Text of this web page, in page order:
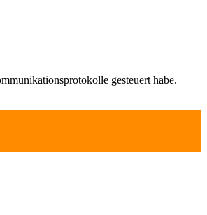
gesteuert habe.